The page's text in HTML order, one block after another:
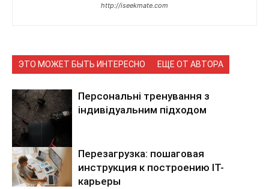
http://iseekmate.com
ЭТО МОЖЕТ БЫТЬ ИНТЕРЕСНО ЕЩЕ ОТ АВТОРА
Персональні тренування з
індивідуальним підходом
Перезагрузка: пошаговая
инструкция к построению IT-
карьеры